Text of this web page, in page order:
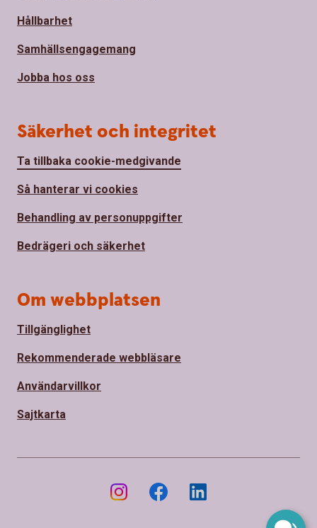
Hållbarhet
Samhällsengagemang
Jobba hos oss
Säkerhet och integritet
Ta tillbaka cookie-medgivande
Så hanterar vi cookies
Behandling av personuppgifter
Bedrägeri och säkerhet
Om webbplatsen
Tillgänglighet
Rekommenderade webbläsare
Användarvillkor
Sajtkarta